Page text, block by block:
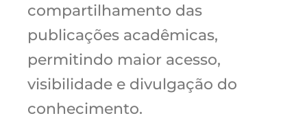
compartilhamento das
publicações acadêmicas,
permitindo maior acesso,
visibilidade e divulgação do
conhecimento.